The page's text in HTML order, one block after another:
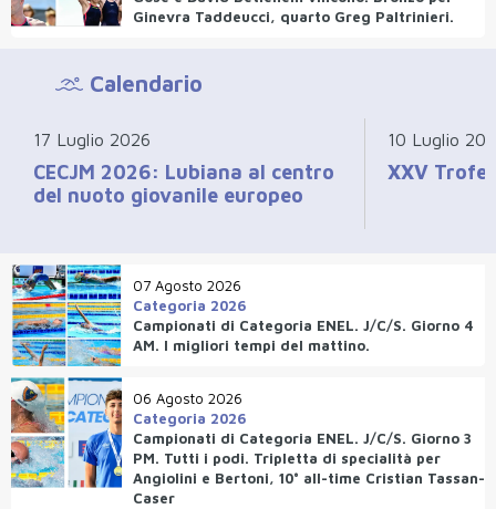
Ginevra Taddeucci, quarto Greg Paltrinieri.
Calendario
17 Luglio 2026
CECJM 2026: Lubiana al centro
del nuoto giovanile europeo
10 Luglio
XXV
07 Agosto 2026
Categoria 2026
Campionati di Categoria ENEL. J/C/S. Giorno 4
AM. I migliori tempi del mattino.
06 Agosto 2026
Categoria 2026
Campionati di Categoria ENEL. J/C/S. Giorno 3
PM. Tutti i podi. Tripletta di specialità per
Angiolini e Bertoni, 10° all-time Cristian Tassan-
Caser